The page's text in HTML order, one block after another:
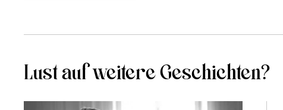
Lust auf weitere Geschichten?